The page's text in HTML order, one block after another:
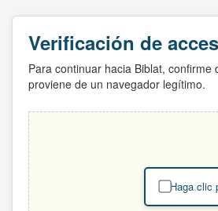
Verificación de
Para continuar hacia Biblat, confirme
proviene de un navegador legítimo.
Haga clic